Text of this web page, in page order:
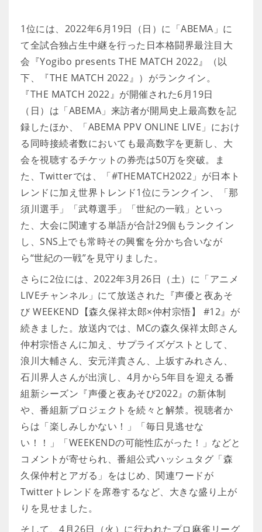
1位には、2022年6月19日（日）に「ABEMA」に
て全試合独占生中継を行った日本格闘界最注目大
会『Yogibo presents THE MATCH 2022』（以
下、『THE MATCH 2022』）がランクイン。
『THE MATCH 2022』が開催された6月19日
（日）は「ABEMA」来訪者が開局史上最高数を記
録したほか、「ABEMA PPV ONLINE LIVE」におけ
る同時接続者数においても最高数字を更新し、大
会を視聴するチケットの券売は50万を突破。ま
た、Twitterでは、「#THEMATCH2022」が日本ト
レンドに加え世界トレンド1位にランクイン、「那
須川選手」「武尊選手」「世紀の一戦」といっ
た、大会に関連する単語が合計29個もランクイン
し、SNS上でも常時その興奮を分かち合いなが
ら“世紀の一戦”を見守りました。
さらに2位には、2022年3月26日（土）に「アニメ
LIVEチャンネル」にて放送された『声優と夜あそ
び WEEKEND【森久保祥太郎×仲村宗悟】 #12』が
続きました。放送内では、MCの森久保祥太郎さん
仲村宗悟さんに加え、サプライズゲストとして、
浪川大輔さん、安元洋貴さん、上坂すみれさん、
石川界人さんが出演し、4月から5年目を迎える番
組新シーズン『声優と夜あそび2022』の新体制
や、番組新プロジェクトを続々と解禁。視聴者か
らは「楽しみしかない！」「毎日見逃せな
い！！」「WEEKENDの可能性広がった！」などと
コメントが寄せられ、番組公式ハッシュタグ「森
久保仲村とアガる」をはじめ、関連ワードが
Twitterトレンドを席巻するなど、大きな盛り上が
りを見せました。
そして、4月26日（火）に行われたプロ麻雀リーグ